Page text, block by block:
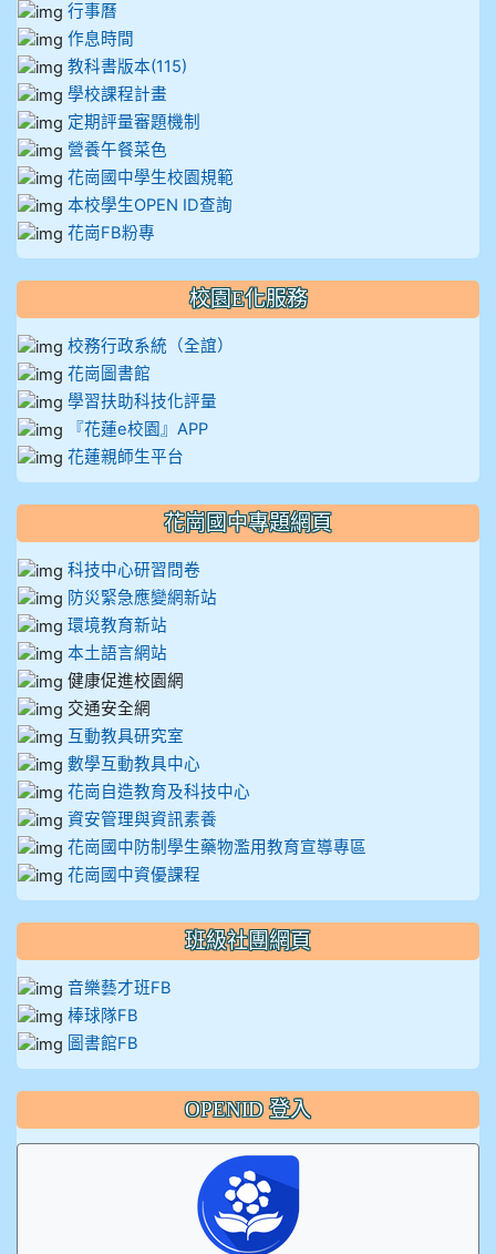
行事曆
作息時間
教科書版本(115)
學校課程計畫
定期評量審題機制
營養午餐菜色
花崗國中學生校園規範
本校學生OPEN ID查詢
花崗FB粉專
校園E化服務
校務行政系統（全誼）
花崗圖書館
學習扶助科技化評量
『花蓮e校園』APP
花蓮親師生平台
花崗國中專題網頁
科技中心研習問卷
防災緊急應變網新站
環境教育新站
本土語言網站
健康促進校園網
交通安全網
互動教具研究室
數學互動教具中心
花崗自造教育及科技中心
資安管理與資訊素養
花崗國中防制學生藥物濫用教育宣導專區
花崗國中資優課程
班級社團網頁
音樂藝才班FB
棒球隊FB
圖書館FB
OPENID 登入